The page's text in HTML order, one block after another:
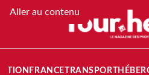
Aller au contenu
FRANCETRANSPORT